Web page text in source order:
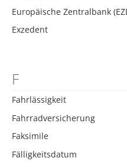
Europäische Zentralbank
Exzedent
F
Fahrlässigkeit
Fahrradversicherung
Faksimile
Fälligkeitsdatum